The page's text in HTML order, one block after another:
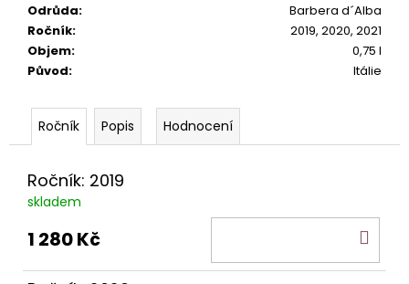
Odrůda:
Barbera d´Alba
Ročník:
2019, 2020, 2021
Objem:
0,75 l
Původ: Itálie
Popis Hodnocení
Ročník: 2019
skladem
1 280 Kč
PINOT
GRIGIO
ALTO
ADIGE
529